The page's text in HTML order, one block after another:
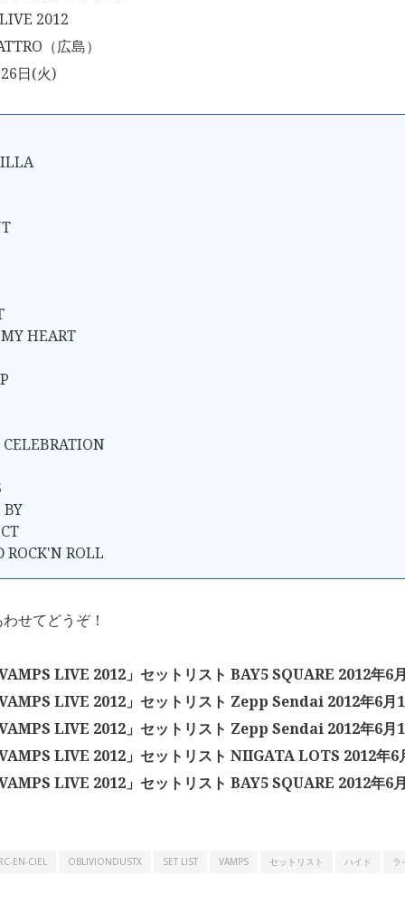
2012
（広島）
日(火)
HEART
BY
ROCK'N ROLL
せてどうぞ！
LIVE 2012」セットリスト BAY5 SQUARE 2012年6
LIVE 2012」セットリスト Zepp Sendai 2012年6月
LIVE 2012」セットリスト Zepp Sendai 2012年6月
LIVE 2012」セットリスト NIIGATA LOTS 2012年6
LIVE 2012」セットリスト BAY5 SQUARE 2012年6
EN-CIEL OBLIVIONDUSTX SET LIST VAMPS セットリスト ハイド ラ